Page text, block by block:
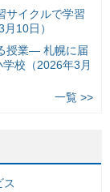
サイクルで学習
10日）
授業— 札幌に届
校（2026年3月
一覧 >>
ス